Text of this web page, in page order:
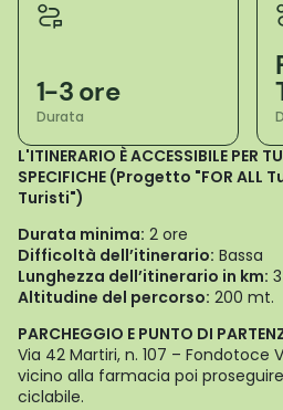
1-3 ore
Durata
L'ITINERARIO È ACCESSIBILE PER
SPECIFICHE (Progetto "FOR
Turisti")
Durata minima: 2 ore
Difficoltà dell’itinerario: Bassa
Lunghezza dell’itinerario in km:
Altitudine del percorso: 200 mt.
PARCHEGGIO E PUNTO DI
Via 42 Martiri, n. 107 – Fondotoce
vicino alla farmacia poi
ciclabile.